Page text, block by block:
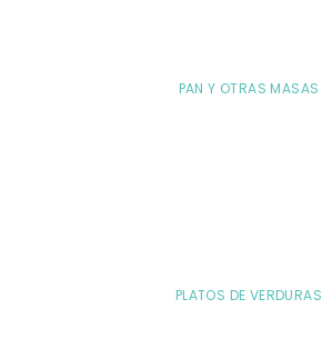
PAN Y OTRAS MASAS
PLATOS DE VERDURAS